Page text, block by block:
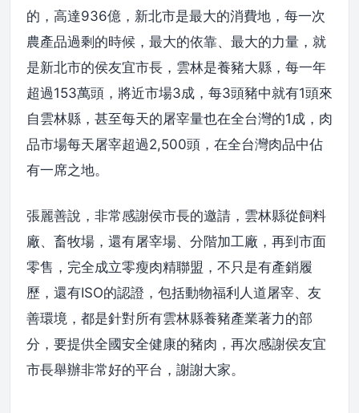
的，高達936億，新北市是最大的消費地，每一次
農產品過剩的時候，最大的依靠、最大的力量，就
是新北市的侯友宜市長，雲林是養豬大縣，每一年
超過153萬頭，將近市場3成，每3頭豬中就有1頭來
自雲林縣，甚至每天的屠宰量也在全台灣的1成，肉
品市場每天屠宰超過2,500頭，在全台灣肉品中佔
有一席之地。
張麗善說，非常感謝侯市長的邀請，雲林縣從飼料
廠、畜牧場，還有屠宰場、分階加工廠，再到市面
零售，完全成立零瘦肉精聯盟，不只是有產銷履
歷，還有ISO的認證，包括動物福利人道屠宰、友
善環境，都是針對所有雲林縣養豬產業著力的部
分，要提供全國安全健康的豬肉，再次感謝侯友宜
市長舉辦非常好的平台，謝謝大家。